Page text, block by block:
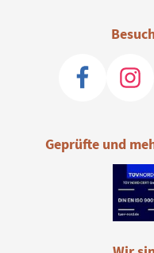
Geprüfte und